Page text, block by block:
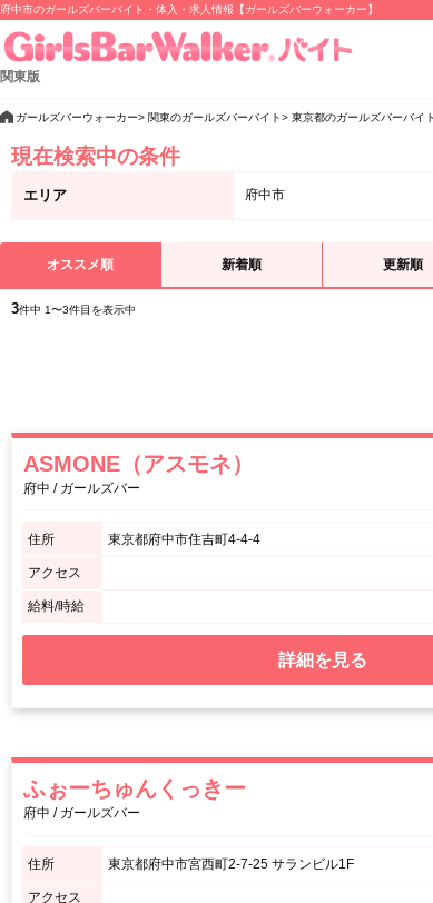
府中市のガールズバーバイト・体入・求人情報【ガールズバーウォーカー】
関東版
ガールズバーウォーカー 関東のガールズバーバイト 東京都のガールズバーバイト
現在検索中の条件
エリア 府中市
オススメ順 新着順 更新順
3件中 1〜3件目を表示中
ASMONE（アスモネ）
府中 / ガールズバー
住所 東京都府中市住吉町4-4-4
アクセス
給料/時給
詳細を見る
ふぉーちゅんくっきー
府中 / ガールズバー
住所 東京都府中市宮西町2-7-25 サランビル1F
アクセス